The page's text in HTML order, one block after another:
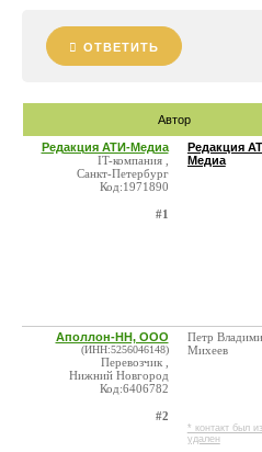
ОТВЕТИТЬ
Автор
Редакция АТИ-Медиа
IT-компания ,
Санкт-Петербург
Код:1971890
#1
Редакция
Медиа
Аполлон-НН, ООО
(ИНН:5256046148)
Перевозчик ,
Нижний Новгород
Код:6406782
#2
Петр
Михеев
* контакт был
удален